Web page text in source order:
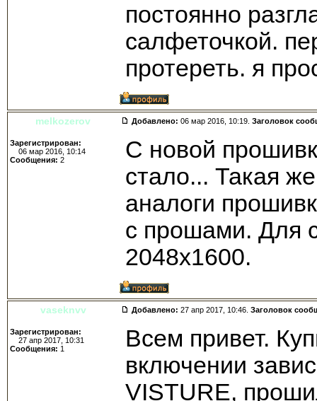
постоянно
салфеточкой.
протереть. я
melkozerov Добавлено: 06 мар 2016, 10:19. Заголовок
Зарегистрирован:
06 мар 2016, 10:14
Сообщения: 2
С новой
стало... Такая
аналоги
с прошами. Для
2048х1600.
vaseknvv Добавлено: 27 апр 2017, 10:46. Заголовок
Зарегистрирован:
27 апр 2017, 10:31
Сообщения: 1
Всем привет.
включении
VISTURE,